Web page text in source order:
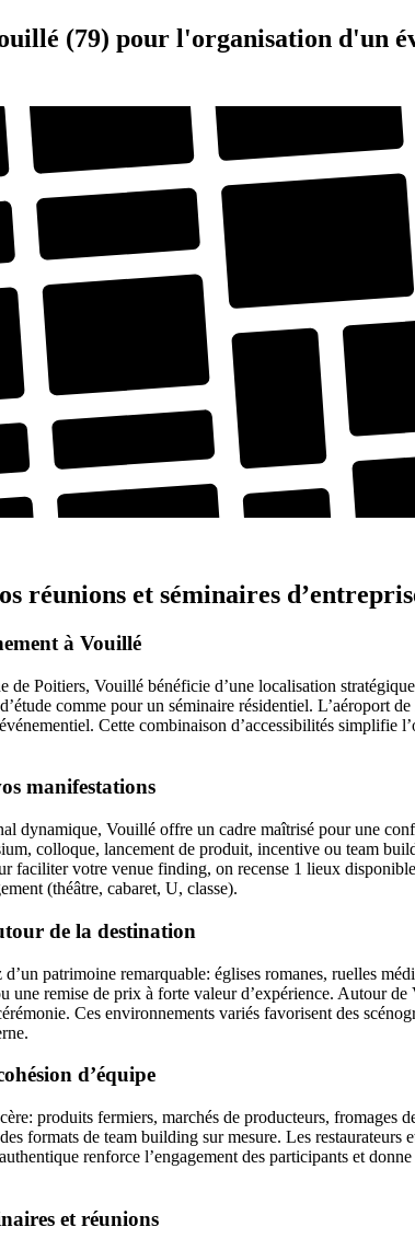
(79) pour l'organisation d'un
réunions et séminaires
à Vouillé
de Poitiers, Vouillé bénéficie d’une localisation
comme pour un séminaire résidentiel. L’aéroport
Cette combinaison d’accessibilités simplifie
manifestations
dynamique, Vouillé offre un cadre maîtrisé pour une
colloque, lancement de produit, incentive ou team
faciliter votre venue finding, on recense 1 lieux
(théâtre, cabaret, U, classe).
de la destination
patrimoine remarquable: églises romanes, ruelles
une remise de prix à forte valeur d’expérience. Autour
Ces environnements variés favorisent des
d’équipe
produits fermiers, marchés de producteurs,
formats de team building sur mesure. Les
renforce l’engagement des participants et
et réunions